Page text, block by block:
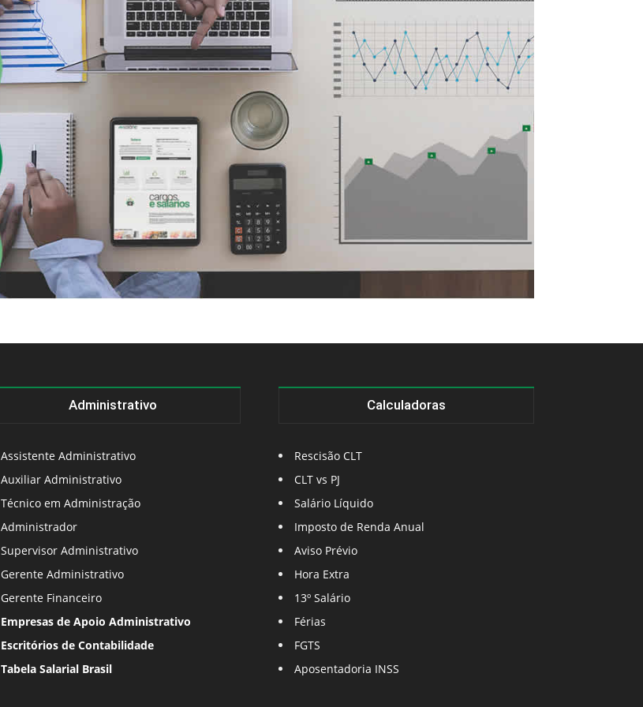
Administrativo
Assistente Administrativo
Auxiliar Administrativo
Técnico em Administração
Administrador
Supervisor Administrativo
Gerente Administrativo
Gerente Financeiro
Empresas de Apoio Administrativo
Escritórios de Contabilidade
Tabela Salarial Brasil
Calculadoras
Rescisão CLT
CLT vs PJ
Salário Líquido
Imposto de Renda Anual
Aviso Prévio
Hora Extra
13º Salário
Férias
FGTS
Aposentadoria INSS